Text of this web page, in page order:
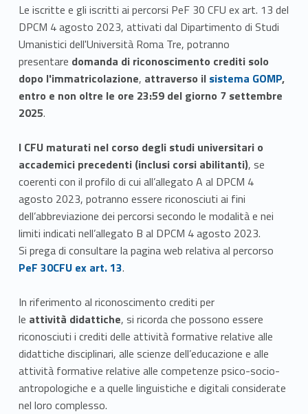
Le iscritte e gli iscritti ai percorsi PeF 30 CFU ex art. 13 del
DPCM 4 agosto 2023, attivati dal Dipartimento di Studi
Umanistici dell'Università Roma Tre, potranno
presentare domanda di riconoscimento crediti solo
dopo l'immatricolazione, attraverso il sistema GOMP,
entro e non oltre le ore 23:59 del giorno 7 settembre
2025.
I CFU maturati nel corso degli studi universitari o
accademici precedenti (inclusi corsi abilitanti), se
coerenti con il profilo di cui all’allegato A al DPCM 4
agosto 2023, potranno essere riconosciuti ai fini
dell’abbreviazione dei percorsi secondo le modalità e nei
limiti indicati nell’allegato B al DPCM 4 agosto 2023.
Si prega di consultare la pagina web relativa al percorso
PeF 30CFU ex art. 13.
In riferimento al riconoscimento crediti per
le attività didattiche, si ricorda che possono essere
riconosciuti i crediti delle attività formative relative alle
didattiche disciplinari, alle scienze dell’educazione e alle
attività formative relative alle competenze psico-socio-
antropologiche e a quelle linguistiche e digitali considerate
nel loro complesso.